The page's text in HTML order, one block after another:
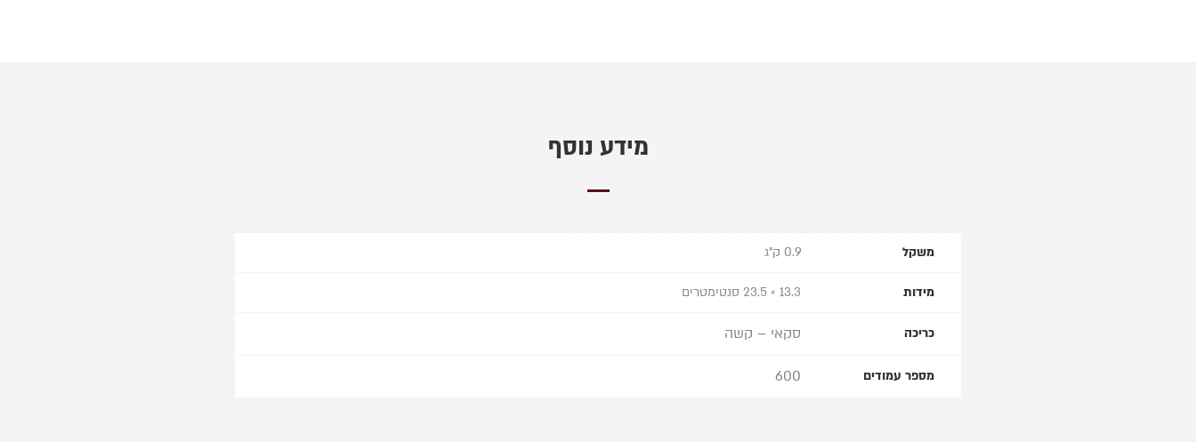
מידע נוסף
משקל 0.9 ק"ג
מידות 13.3 × 23.5 סנטימטרים
כריכה סקאי – קשה
מספר עמודים 600